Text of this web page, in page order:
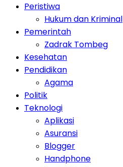
Peristiwa
Hukum dan Kriminal
Pemerintah
Zadrak Tombeg
Kesehatan
Pendidikan
Agama
Politik
Teknologi
Aplikasi
Asuransi
Blogger
Handphone